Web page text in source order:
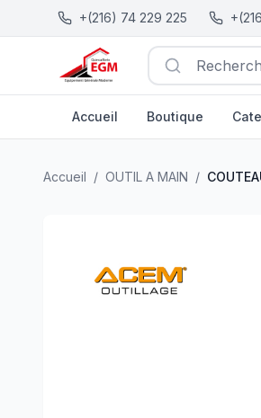
+(216) 74 229 225
Accueil Boutique
Accueil / OUTIL A MAIN /